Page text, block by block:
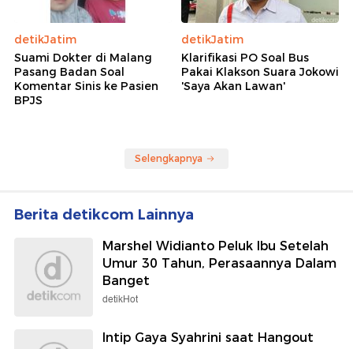
detikJatim
Suami Dokter di Malang
Pasang Badan Soal
Komentar Sinis ke Pasien
BPJS
detikJatim
Klarifikasi PO Soal Bus
Pakai Klakson Suara Jokowi
'Saya Akan Lawan'
Selengkapnya
Berita detikcom Lainnya
Marshel Widianto Peluk Ibu Setelah
Umur 30 Tahun, Perasaannya Dalam
Banget
detikHot
Intip Gaya Syahrini saat Hangout